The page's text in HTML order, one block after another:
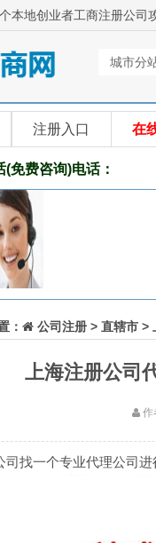
本地创业者工商注册公司
城市分
注册入口 在
(免费咨询)电话：
： 公司注册 > 直辖市 >
上海注册公司
作
司找一个专业代理公司